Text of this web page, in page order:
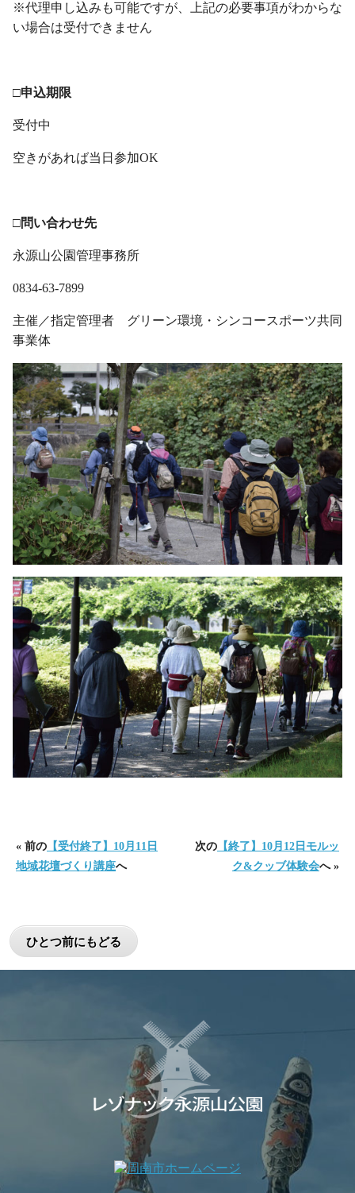
※代理申し込みも可能ですが、上記の必要事項がわからな
い場合は受付できません
□申込期限
受付中
空きがあれば当日参加OK
□問い合わせ先
永源山公園管理事務所
0834-63-7899
主催／指定管理者 グリーン環境・シンコースポーツ共同
事業体
« 前の 【受付終了】10月11日
地域花壇づくり講座へ
次の 【終了】10月12日モルッ
ク&クッブ体験会へ »